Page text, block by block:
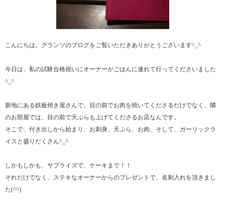
こんにちは。グランツのブログをご覧いただきありがとうございます^_^
今日は、私の試験合格祝いにオーナーがごはんに連れて行ってくださいました
^_^
新地にある鉄板焼き屋さんで、目の前でお肉を焼いてくださるだけでなく、隣
のお部屋では、目の前で天ぷらも上げてくださるお店なんです。
そこで、付き出しから始まり、お刺身、天ぷら、お肉、そして、ガーリックラ
イスと盛りだくさん^_^
しかもしかも、サプライズで、ケーキまで！！
それだけでなく、ステキなオーナーからのプレゼントで、名刺入れを頂きまし
た(^^)